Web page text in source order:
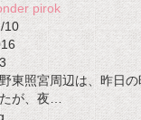
pirok
10
3
東照宮周辺は、昨日
が、夜…